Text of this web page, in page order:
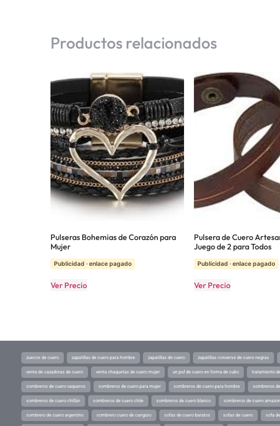
Productos relacionados
Pulseras Bohemias de Corazón para
Mujer
Publicidad · enlace pagado
Ver Precio
Pulsera de Cuero
Juego de 2 para Todos
Publicidad · enlace pagado
Ver Precio
zuecos de cuero zapatillas de cuero para hombre zapatillas de cuero zapatillas converse de cuero negras
venta de cazadoras de cuero venta chaquetas de cuero mujer un puf de cuero en forma de cubo tratamiento
sombreros de cuero vaqueros sombreros de cuero para mujer sombreros de cuero para hombre sombreros
sombreros de cuero chillán sombreros de cuero chile sombreros de cuero blanco sombreros de cuero amazon
sombrero de cuero argentino sombrero cuero de canguro sofas de cuero baratos sofas de cuero sofa